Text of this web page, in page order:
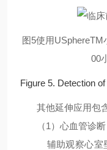
图5使用USphereTM
00
Figure 5. Detection
其他延伸应用包
（1）心血管诊断
辅助观察心室壁